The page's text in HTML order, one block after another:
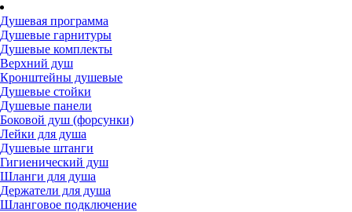
Душевая программа
Душевые гарнитуры
Душевые комплекты
Верхний душ
Кронштейны душевые
Душевые стойки
Душевые панели
Боковой душ (форсунки)
Лейки для душа
Душевые штанги
Гигиенический душ
Шланги для душа
Держатели для душа
Шланговое подключение